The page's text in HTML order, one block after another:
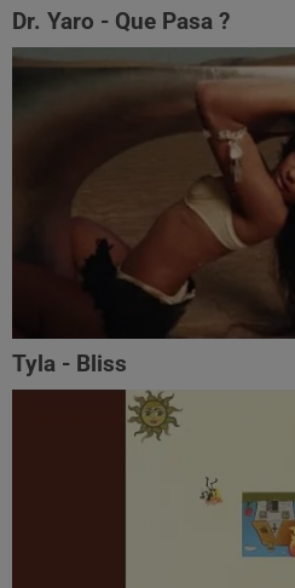
Dr. Yaro - Que Pasa ?
Tyla - Bliss